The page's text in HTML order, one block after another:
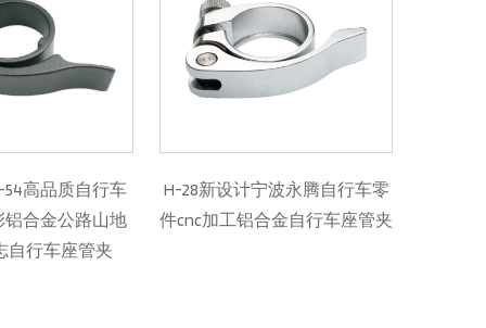
新设计宁波永腾自行车零
加工铝合金自行车座管夹
TF-21铝合金CNC加工自行车转
向杆